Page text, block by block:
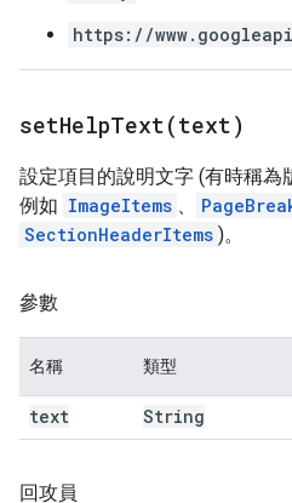
https://
setHelpText(text)
設定項目的說明文字 (有時稱為
例如 ImageItems 、
SectionHeaderItems )。
參數
名稱 類型
text String
回攻員